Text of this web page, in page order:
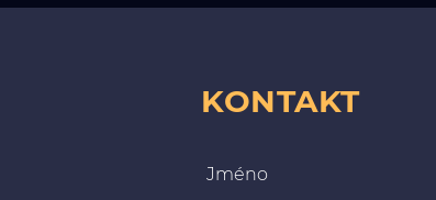
KONTAKT
Jméno